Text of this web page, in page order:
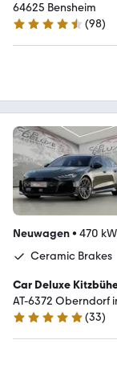
64625 Bensheim
4.6 Sterne
(98)
Neuwagen• 470
Ceramic Brakes
Car Deluxe
AT-6372 Oberndorf
4.8 Sterne
(33)